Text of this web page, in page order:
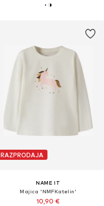
RAZPRODAJA
NAME IT
Majica 'NMFKatelin'
10,90 €